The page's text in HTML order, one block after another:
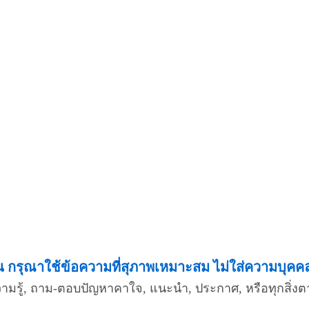
กรุณาใช้ข้อความที่สุภาพเหมาะสม ไม่ใส่ความบุค
มรู้, ถาม-ตอบปัญหาคาใจ, แนะนำ, ประกาศ, หรือทุกสิ่ง